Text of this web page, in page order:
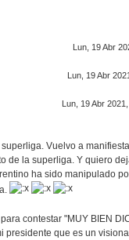
Lun, 19 Abr
Lun, 19 Abr
Lun, 19 Abr
Vuelvo a
de la superliga. Y quiero
ha sido manipulado
contestar "MUY BIEN
presidente que es un